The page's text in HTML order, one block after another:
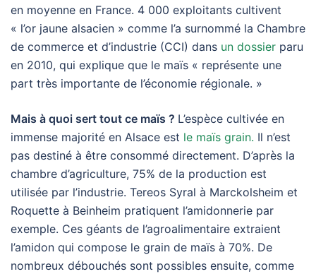
en moyenne en France. 4 000 exploitants cultivent
« l’or jaune alsacien » comme l’a surnommé la Chambre
de commerce et d’industrie (CCI) dans un dossier paru
en 2010, qui explique que le maïs « représente une
part très importante de l’économie régionale. »
Mais à quoi sert tout ce maïs ? L’espèce cultivée en
immense majorité en Alsace est le maïs grain. Il n’est
pas destiné à être consommé directement. D’après la
chambre d’agriculture, 75% de la production est
utilisée par l’industrie. Tereos Syral à Marckolsheim et
Roquette à Beinheim pratiquent l’amidonnerie par
exemple. Ces géants de l’agroalimentaire extraient
l’amidon qui compose le grain de maïs à 70%. De
nombreux débouchés sont possibles ensuite, comme